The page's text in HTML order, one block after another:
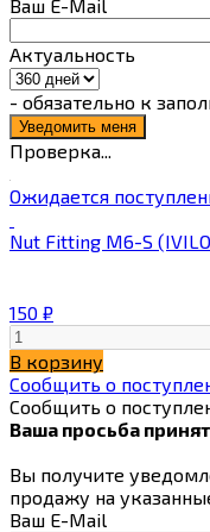
Ваш E-Mail
Актуальность
- обязательно к
Проверка...
Ожидается
Nut Fitting M6-S
150 ₽
В корзину
Сообщить о
Сообщить о
Ваша просьба
Вы получите
продажу на
Ваш E-Mail